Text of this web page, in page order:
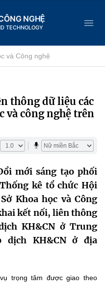
NGHỆ
TECHNOLOGY
VBQPPL
và Công nghệ
thông dữ liệu các
và công nghệ trên
mới sáng tạo phối
kê tổ chức Hội
Khoa học và Công
kết nối, liên thông
KH&CN ở Trung
dịch KH&CN ở địa
trọng tâm được giao theo